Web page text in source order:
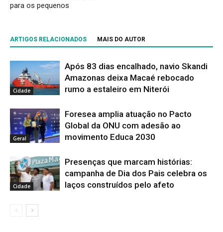
para os pequenos
ARTIGOS RELACIONADOS MAIS DO AUTOR
Cidade
Após 83 dias encalhado, navio Skandi
Amazonas deixa Macaé rebocado
rumo a estaleiro em Niterói
Geral
Foresea amplia atuação no Pacto
Global da ONU com adesão ao
movimento Educa 2030
Cidade
Presenças que marcam histórias:
campanha de Dia dos Pais celebra os
laços construídos pelo afeto